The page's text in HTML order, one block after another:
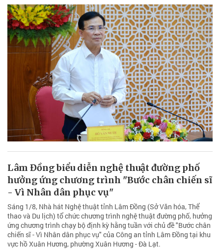
Lâm Đồng biểu diễn nghệ thuật đường phố
hưởng ứng chương trình "Bước chân chiến sĩ
- Vì Nhân dân phục vụ"
Sáng 1/8, Nhà hát Nghệ thuật tỉnh Lâm Đồng (Sở Văn hóa, Thể
thao và Du lịch) tổ chức chương trình nghệ thuật đường phố, hưởng
ứng chương trình chạy bộ định kỳ hằng tuần với chủ đề "Bước chân
chiến sĩ - Vì Nhân dân phục vụ" của Công an tỉnh Lâm Đồng tại khu
vực hồ Xuân Hương, phường Xuân Hương - Đà Lạt.